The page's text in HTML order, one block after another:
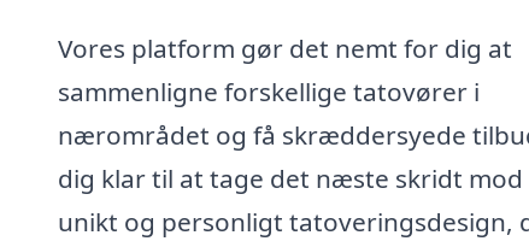
Vores platform gør det nemt for dig at
sammenligne forskellige tatovører i
nærområdet og få skræddersyede
dig klar til at tage det næste skridt mod
unikt og personligt tatoveringsdesign,